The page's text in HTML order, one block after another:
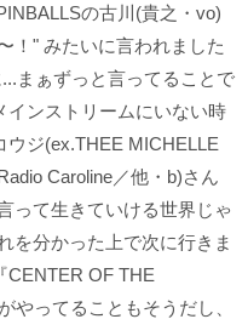
の古川(貴之・vo)
！" みたいに言われました
まぁずっと言ってることで
インストリームにいない時
ジ(ex.THEE MICHELLE
Caroline／他・b)さん
って生きていける世界じゃ
を分かった上で次に行きま
CENTER OF THE
やってることもそうだし、